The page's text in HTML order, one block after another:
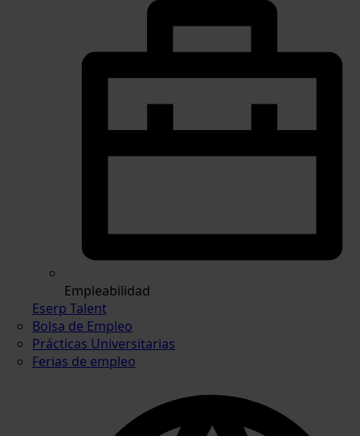
Empleabilidad
Eserp Talent
Bolsa de Empleo
Prácticas Universitarias
Ferias de empleo